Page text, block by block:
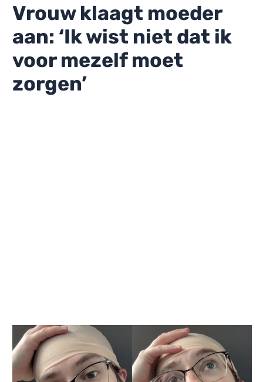
Vrouw klaagt moeder
aan: ‘Ik wist niet dat ik
voor mezelf moet
zorgen’